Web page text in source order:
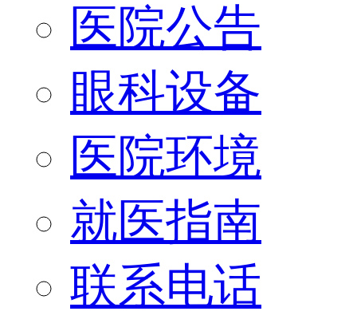
医院公告
眼科设备
医院环境
就医指南
联系电话